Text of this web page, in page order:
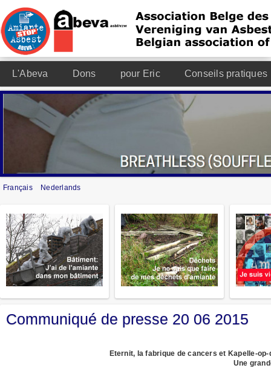
L'Abeva Dons pour Eric Conseils pratiques
Français Nederlands
Communiqué de presse 20 06 2015
Eternit, la fabrique de cancers et Kapelle-
Une